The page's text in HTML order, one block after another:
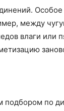
между
влаги или
подбором по